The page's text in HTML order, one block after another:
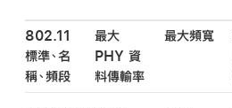
802.11
標準、名
稱、頻段
最大
PHY 資
料傳輸率
最大頻寬